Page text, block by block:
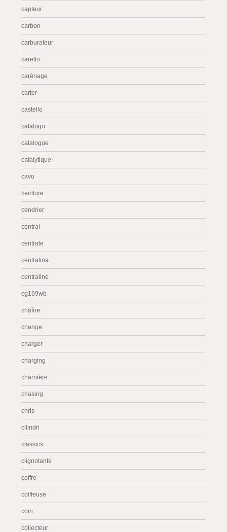
capteur
carbon
carburateur
carello
carénage
carter
castello
catalogo
catalogue
catalytique
cavo
ceinture
cendrier
central
centrale
centralina
centraline
cg169wb
chaîne
change
charger
charging
charnière
chasing
chris
cilindri
classics
clignotants
coffre
coiffeuse
coin
collecteur